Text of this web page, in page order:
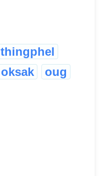
thingphel
oksak
oug